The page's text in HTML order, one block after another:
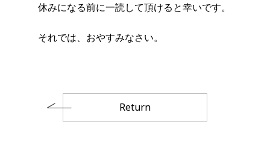
休みになる前に一読して頂けると幸いです。
それでは、おやすみなさい。
Return